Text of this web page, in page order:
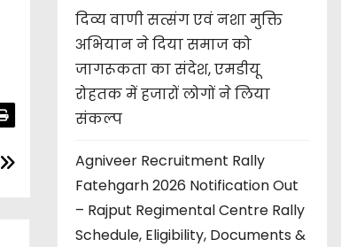
दिव्य वाणी सत्संग एवं नशा मुक्ति
अभियान ने दिया समाज को
जागरूकता का संदेश, एमडीयू
रोहतक में हजारों लोगों ने लिया
संकल्प
Agniveer Recruitment Rally
Fatehgarh 2026 Notification Out
– Rajput Regimental Centre Rally
Schedule, Eligibility, Documents &